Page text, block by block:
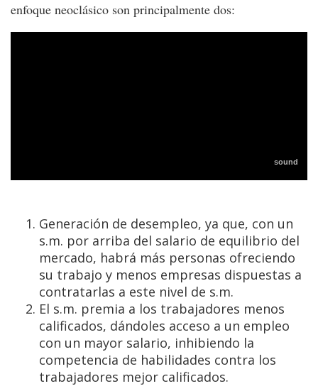
enfoque neoclásico son principalmente dos:
Generación de desempleo, ya que, con un
s.m. por arriba del salario de equilibrio del
mercado, habrá más personas ofreciendo
su trabajo y menos empresas dispuestas a
contratarlas a este nivel de s.m.
El s.m. premia a los trabajadores menos
calificados, dándoles acceso a un empleo
con un mayor salario, inhibiendo la
competencia de habilidades contra los
trabajadores mejor calificados.